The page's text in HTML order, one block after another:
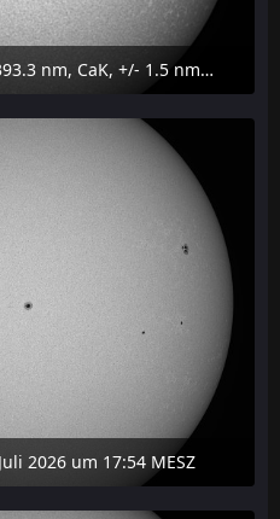
Sonne im UV-Bereich ( um 393.3 nm, CaK, +/- 1.5 nm) am 29. Juli 2026 um 17:59 MESZ
2026 um 17:54 MESZ